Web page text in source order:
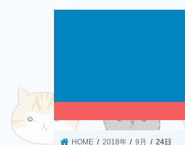
HOME 2018年 9月 24日